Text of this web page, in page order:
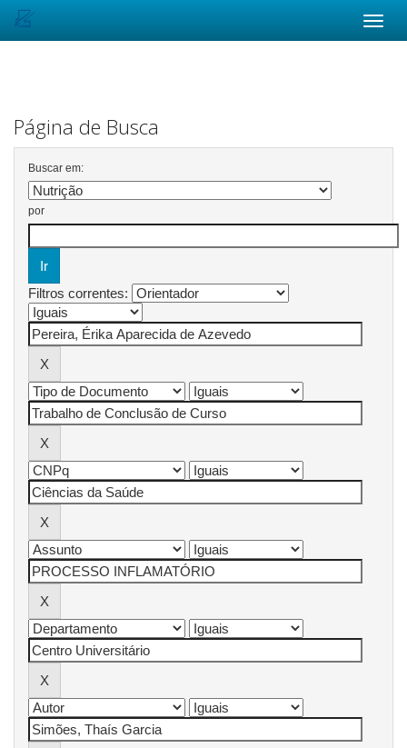
Página de Busca
Buscar em:
por
Filtros correntes: